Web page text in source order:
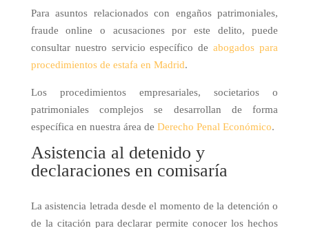
Para asuntos relacionados con engaños patrimoniales,
fraude online o acusaciones por este delito, puede
consultar nuestro servicio específico deabogados para
procedimientos de estafa en Madrid.
Los procedimientos empresariales, societarios o
patrimoniales complejos se desarrollan de forma
específica en nuestra área de Derecho Penal Económico.
Asistencia al detenido y
declaraciones en comisaría
La asistencia letrada desde el momento de la detención o
de la citación para declarar permite conocer los hechos